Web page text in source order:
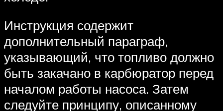
Инструкция содержит
дополнительный параграф,
указывающий, что топливо должно
быть закачано в карбюратор перед
началом работы насоса. Затем
следуйте принципу, описанному